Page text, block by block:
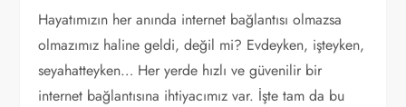
Hayatımızın her anında internet bağlantısı olmazsa
olmazımız haline geldi, değil mi? Evdeyken, işteyken,
seyahatteyken… Her yerde hızlı ve güvenilir bir
internet bağlantısına ihtiyacımız var. İşte tam da bu